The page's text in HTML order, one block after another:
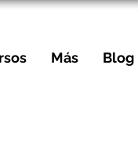
Más Blog